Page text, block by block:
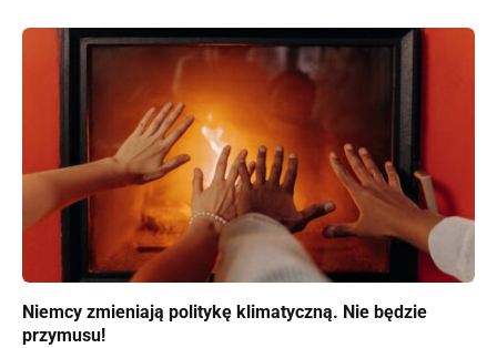
Niemcy zmieniają politykę klimatyczną. Nie będzie
przymusu!